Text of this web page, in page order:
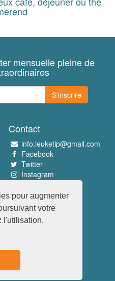
pour augmenter
votre
l'utilisation.
mensuelle pleine de
S'inscrire
Contact
info.leuketip@gmail.com
Facebook
Twitter
Instagram